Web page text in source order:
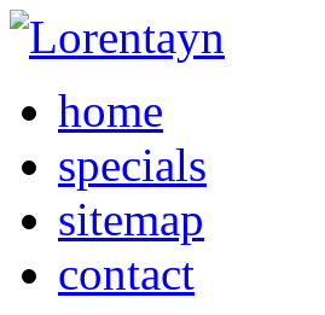
home
specials
sitemap
contact